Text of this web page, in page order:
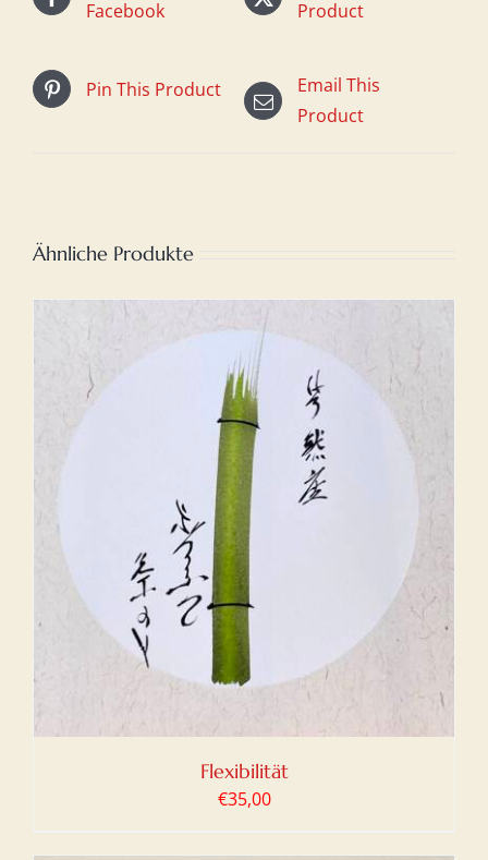
Facebook Product
Pin This Product
Email This
Product
Ähnliche Produkte
Flexibilität
€35,00